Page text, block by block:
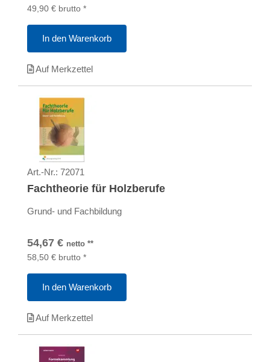
49,90 € brutto *
In den Warenkorb
Auf Merkzettel
Art.-Nr.: 72071
Fachtheorie für Holzberufe
Grund- und Fachbildung
54,67 € netto **
58,50 € brutto *
In den Warenkorb
Auf Merkzettel